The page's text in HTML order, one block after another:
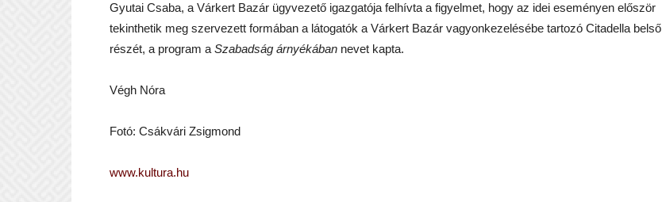
Gyutai Csaba, a Várkert Bazár ügyvezető igazgatója felhívta a figyelmet, hogy az idei eseményen először
tekinthetik meg szervezett formában a látogatók a Várkert Bazár vagyonkezelésébe tartozó Citadella belső
részét, a program a Szabadság árnyékában nevet kapta.
Végh Nóra
Fotó: Csákvári Zsigmond
www.kultura.hu